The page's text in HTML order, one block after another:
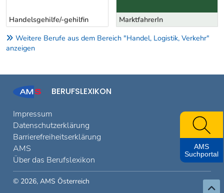
Handelsgehilfe/-gehilfin MarktfahrerIn
Weitere Berufe aus dem Bereich "Handel, Logistik, Verkehr"
anzeigen
BERUFSLEXIKON
Impressum
Datenschutzerklärung
Barrierefreiheitserklärung
AMS
Über das Berufslexikon
© 2026, AMS Österreich
AMS
Suchportal